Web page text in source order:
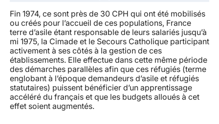
Fin 1974, ce sont près de 30 CPH qui ont été mobilisés
ou créés pour l’accueil de ces populations, France
terre d’asile étant responsable de leurs salariés jusqu’à
mi 1975, la Cimade et le Secours Catholique participant
activement à ses côtés à la gestion de ces
établissements. Elle effectue dans cette même période
des démarches parallèles afin que ces réfugiés (terme
englobant à l’époque demandeurs d’asile et réfugiés
statutaires) puissent bénéficier d’un apprentissage
accéléré du français et que les budgets alloués à cet
effet soient augmentés.